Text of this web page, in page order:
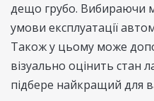
дещо грубо. Вибираючи
умови експлуатації
Також у цьому може
візуально оцінить стан
підбере найкращий для